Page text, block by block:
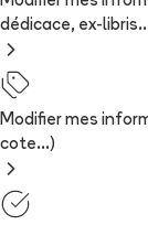
dédicace, ex-
Modifier mes
cote...)